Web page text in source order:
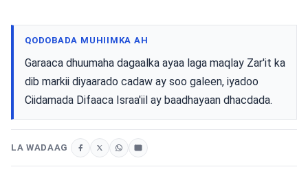
QODOBADA MUHIIMKA AH
Garaaca dhuumaha dagaalka ayaa laga maqlay Zar'it ka
dib markii diyaarado cadaw ay soo galeen, iyadoo
Ciidamada Difaaca Israa'iil ay baadhayaan dhacdada.
LA WADAAG